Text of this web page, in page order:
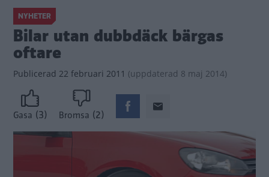
NYHETER
Bilar utan dubbdäck bärgas
oftare
Publicerad 22 februari 2011 (uppdaterad 8 maj 2014)
Gasa (3) Bromsa (2)